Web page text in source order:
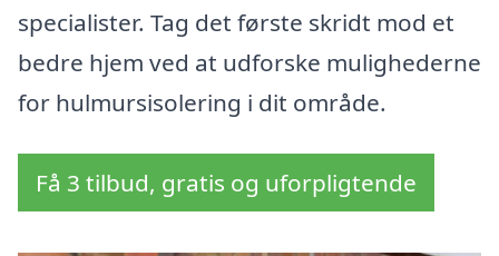
specialister. Tag det første skridt mod et
bedre hjem ved at udforske mulighederne
for hulmursisolering i dit område.
Få 3 tilbud, gratis og uforpligtende